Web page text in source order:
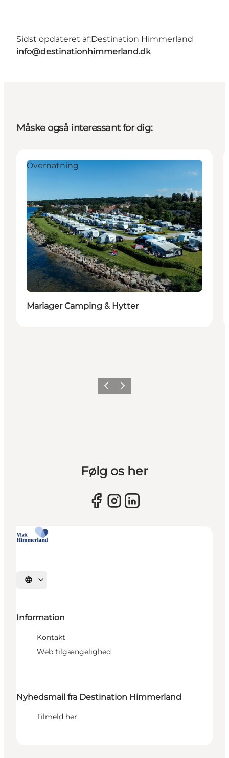
Sidst opdateret af:Destination Himmerland
info@destinationhimmerland.dk
Måske også interessant for dig:
Overnatning
Mariager Camping & Hytter
Forrige billede
Næste billede
Følg os her
Vælg sprog
Information
Kontakt
Web tilgængelighed
Nyhedsmail fra Destination Himmerland
Tilmeld her